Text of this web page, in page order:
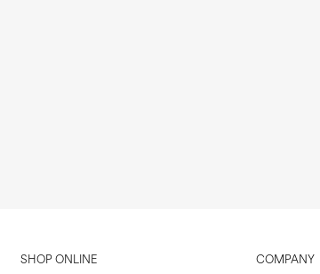
SHOP ONLINE COMPANY